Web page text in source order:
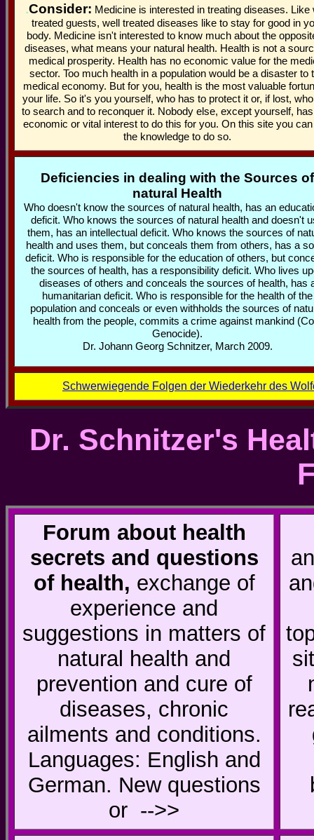
.Consider: Medicine is interested in treating diseases. Like
treated guests, well treated diseases like to stay for good in
body. Medicine isn't interested to know much about the
diseases, what means your natural health. Health is not a
medical prosperity. Health has no economic value for the
sector. Too much health in a population would be a disaster to
medical economy. But for you, health is the most valuable
your life. So it's you yourself, who has to protect it or, if lost,
to search and to reconquer it. Nobody else, except yourself,
economic or vital interest to do this for you. On this site you
the knowledge to do so.
Deficiencies in dealing with the Sources of
natural Health
Who doesn't know the sources of natural health, has an
deficit. Who knows the sources of natural health and doesn't
them, has an intellectual deficit. Who knows the sources of
health and uses them, but conceals them from others, has a
deficit. Who is responsible for the education of others, but
the sources of health, has a responsibility deficit. Who lives
diseases of others and conceals the sources of health, has
humanitarian deficit. Who is responsible for the health of the
population and conceals or even withholds the sources of
health from the people, commits a crime against mankind
Genocide).
Dr. Johann Georg Schnitzer, March 2009.
Schwerwiegende Folgen der Wiederkehr des
Dr. Schnitzer's
Forum about health
secrets and questions
of health, exchange of
experience and
suggestions in matters of
natural health and
prevention and cure of
diseases, chronic
ailments and conditions.
Languages: English and
German. New questions
or -->>